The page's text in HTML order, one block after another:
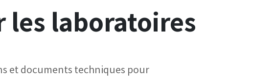
les laboratoires
et documents techniques pour